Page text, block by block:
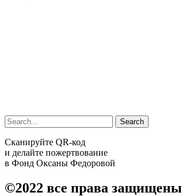
Search
Сканируйте QR-код
и делайте пожертвование
в Фонд Оксаны Федоровой
©2022 все права защищены